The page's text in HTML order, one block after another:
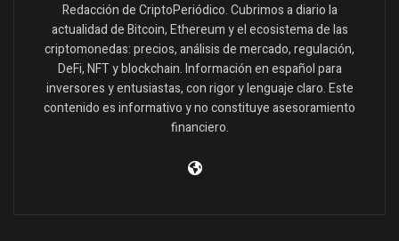
Redacción de CriptoPeriódico. Cubrimos a diario la
actualidad de Bitcoin, Ethereum y el ecosistema de las
criptomonedas: precios, análisis de mercado, regulación,
DeFi, NFT y blockchain. Información en español para
inversores y entusiastas, con rigor y lenguaje claro. Este
contenido es informativo y no constituye asesoramiento
financiero.